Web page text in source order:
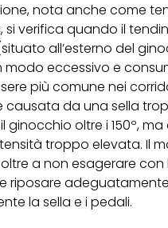
nota anche come
si verifica quando il
all’esterno del
modo eccessivo e
più comune nei
causata da una sella
ginocchio oltre i 150º,
troppo elevata. Il
a non esagerare con
riposare
la sella e i pedali.